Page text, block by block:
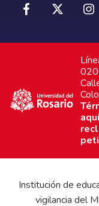
Institución de
vigilancia del